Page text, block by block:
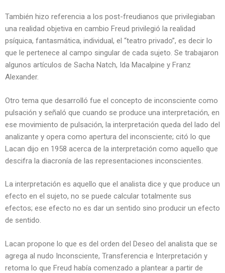
También hizo referencia a los post-freudianos que privilegiaban
una realidad objetiva en cambio Freud privilegió la realidad
psíquica, fantasmática, individual, el “teatro privado”, es decir lo
que le pertenece al campo singular de cada sujeto. Se trabajaron
algunos artículos de Sacha Natch, Ida Macalpine y Franz
Alexander.
Otro tema que desarrolló fue el concepto de inconsciente como
pulsación y señaló que cuando se produce una interpretación, en
ese movimiento de pulsación, la interpretación queda del lado del
analizante y opera como apertura del inconsciente; citó lo que
Lacan dijo en 1958 acerca de la interpretación como aquello que
descifra la diacronía de las representaciones inconscientes.
La interpretación es aquello que el analista dice y que produce un
efecto en el sujeto, no se puede calcular totalmente sus
efectos; ese efecto no es dar un sentido sino producir un efecto
de sentido.
Lacan propone lo que es del orden del Deseo del analista que se
agrega al nudo Inconsciente, Transferencia e Interpretación y
retoma lo que Freud había comenzado a plantear a partir de